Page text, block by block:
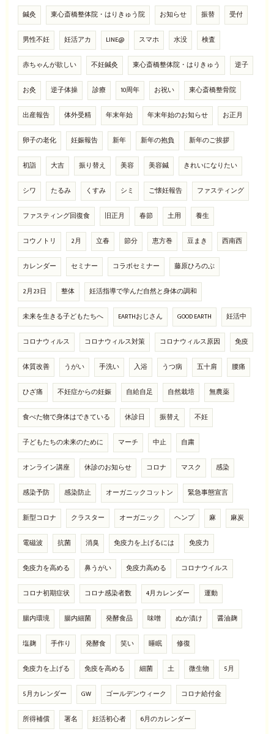
鍼灸 東心斎橋整体院・はりきゅう院 お知らせ 振替 受付
男性不妊 妊活アカ LINE@ スマホ 水没 検査
赤ちゃんが欲しい 不妊鍼灸 東心斎橋整体院・はりきゅう 逆子
お灸 逆子体操 診療 10周年 お祝い 東心斎橋整骨院
出産報告 体外受精 年末年始 年末年始のお知らせ お正月
卵子の老化 妊娠報告 新年 新年の抱負 新年のご挨拶
初詣 大吉 振り替え 美容 美容鍼 きれいになりたい
シワ たるみ くすみ シミ ご懐妊報告 ファスティング
ファスティング回復食 旧正月 春節 土用 養生
コウノトリ 2月 立春 節分 恵方巻 豆まき 西南西
カレンダー セミナー コラボセミナー 藤原ひろのぶ
2月23日 整体 妊活指導で学んだ自然と身体の調和
未来を生きる子どもたちへ EARTHおじさん GOOD EARTH 妊活中
コロナウィルス コロナウィルス対策 コロナウィルス原因 免疫
体質改善 うがい 手洗い 入浴 うつ病 五十肩 腰痛
ひざ痛 不妊症からの妊娠 自給自足 自然栽培 無農薬
食べた物で身体はできている 休診日 振替え 不妊
子どもたちの未来のために マーチ 中止 自粛
オンライン講座 休診のお知らせ コロナ マスク 感染
感染予防 感染防止 オーガニックコットン 緊急事態宣言
新型コロナ クラスター オーガニック ヘンプ 麻 麻炭
電磁波 抗菌 消臭 免疫力を上げるには 免疫力
免疫力を高める 鼻うがい 免疫力高める コロナウイルス
コロナ初期症状 コロナ感染者数 4月カレンダー 運動
腸内環境 腸内細菌 発酵食品 味噌 ぬか漬け 醤油麹
塩麹 手作り 発酵食 笑い 睡眠 修復
免疫力を上げる 免疫を高める 細菌 土 微生物 5月
5月カレンダー GW ゴールデンウィーク コロナ給付金
所得補償 署名 妊活初心者 6月のカレンダー